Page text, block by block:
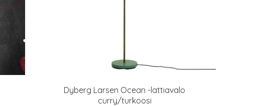
Dyberg Larsen Ocean -lattiavalo
curry/turkoosi